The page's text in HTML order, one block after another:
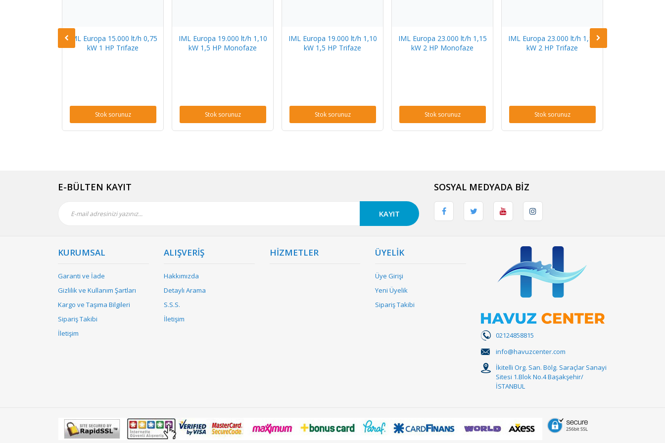
IML Europa 15.000 lt/h 0,75
kW 1 HP Trifaze
Stok sorunuz
IML Europa 19.000 lt/h 1,10
kW 1,5 HP Monofaze
Stok sorunuz
IML Europa 19.000 lt/h 1,10
kW 1,5 HP Trifaze
Stok sorunuz
IML Europa 23.000 lt/h 1,15
kW 2 HP Monofaze
Stok sorunuz
IML Europa 23.000 lt/h 1,15
kW 2 HP Trifaze
Stok sorunuz
E-BÜLTEN KAYIT
KAYIT
SOSYAL MEDYADA BİZ
KURUMSAL
Garanti ve İade
Gizlilik ve Kullanım Şartları
Kargo ve Taşıma Bilgileri
Sipariş Takibi
İletişim
ALIŞVERİŞ
Hakkımızda
Detaylı Arama
S.S.S.
İletişim
HİZMETLER ÜYELİK
Üye Girişi
Yeni Üyelik
Sipariş Takibi
02124858815
info@havuzcenter.com
İkitelli Org. San. Bölg. Saraçlar Sanayi
Sitesi 1.Blok No.4 Başakşehir/
İSTANBUL